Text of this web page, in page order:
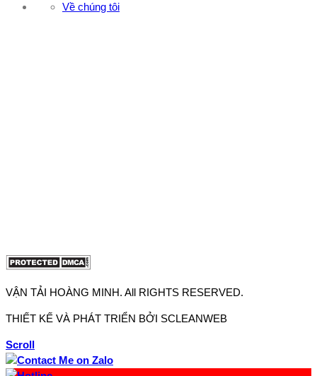
Về chúng tôi
VẬN TẢI HOÀNG MINH. All RIGHTS RESERVED.
THIẾT KẾ VÀ PHÁT TRIỂN BỞI SCLEANWEB
Scroll